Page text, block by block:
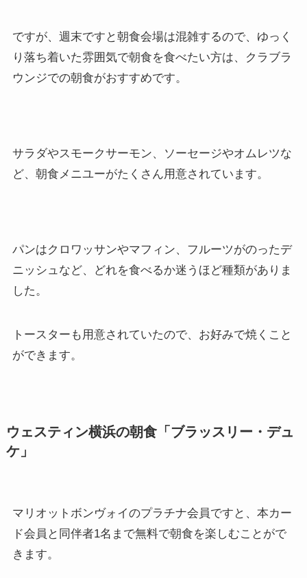
ですが、週末ですと朝食会場は混雑するので、ゆっく
り落ち着いた雰囲気で朝食を食べたい方は、クラブラ
ウンジでの朝食がおすすめです。
サラダやスモークサーモン、ソーセージやオムレツな
ど、朝食メニユーがたくさん用意されています。
パンはクロワッサンやマフィン、フルーツがのったデ
ニッシュなど、どれを食べるか迷うほど種類がありま
した。
トースターも用意されていたので、お好みで焼くこと
ができます。
ウェスティン横浜の朝食「ブラッスリー・デュ
ケ」
マリオットボンヴォイのプラチナ会員ですと、本カー
ド会員と同伴者1名まで無料で朝食を楽しむことがで
きます。